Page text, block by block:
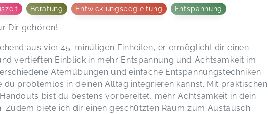
Beratung Entwicklungsbegleitung Entspannung
Dir gehören!
aus vier 45-minütigen Einheiten, er ermöglicht dir einen
vertieften Einblick in mehr Entspannung und Achtsamkeit im
Atemübungen und einfache Entspannungstechniken
du problemlos in deinen Alltag integrieren kannst. Mit praktischen
bist du bestens vorbereitet, mehr Achtsamkeit in dein
Zudem biete ich dir einen geschützten Raum zum Austausch.